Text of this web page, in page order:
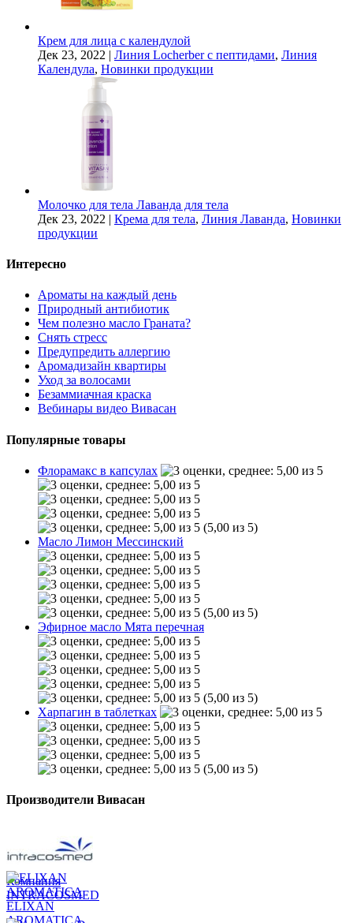
Крем для лица с календулой
Дек 23, 2022 | Линия Locherber с пептидами, Линия
Календула, Новинки продукции
Молочко для тела Лаванда для тела
Дек 23, 2022 | Крема для тела, Линия Лаванда, Новинки
продукции
Интересно
Ароматы на каждый день
Природный антибиотик
Чем полезно масло Граната?
Снять стресс
Предупредить аллергию
Аромадизайн квартиры
Уход за волосами
Безаммиачная краска
Вебинары видео Вивасан
Популярные товары
Флорамакс в капсулах
(5,00 из 5)
Масло Лимон Мессинский
(5,00 из 5)
Эфирное масло Мята перечная
(5,00 из 5)
Харпагин в таблетках
(5,00 из 5)
Производители Вивасан
Компания
INTRACOSMED
ELIXAN